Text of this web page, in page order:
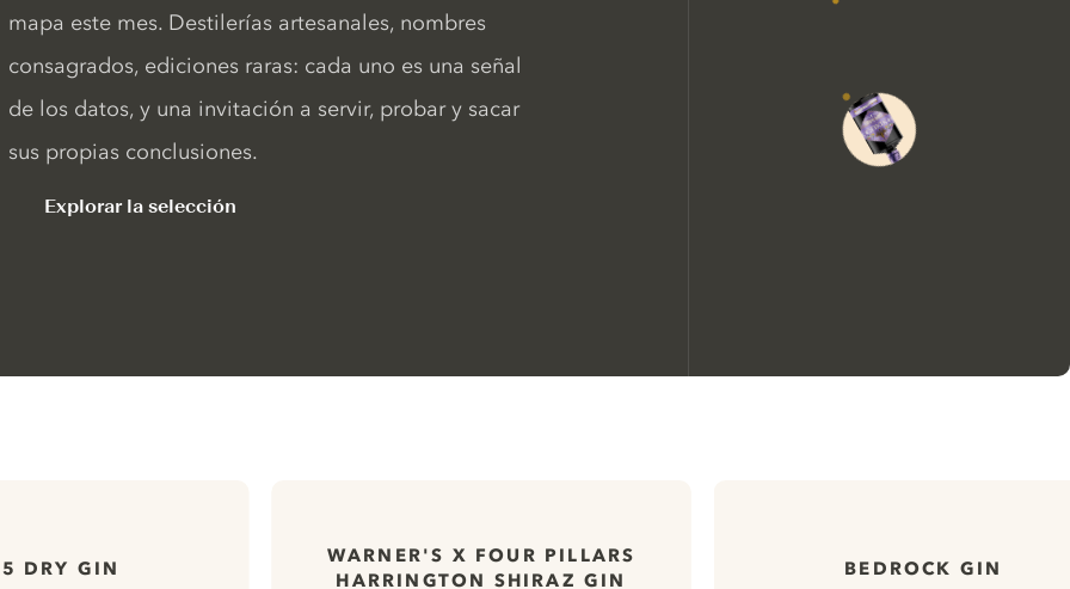
mapa este mes. Destilerías artesanales, nombres
consagrados, ediciones raras: cada uno es una señal
de los datos, y una invitación a servir, probar y sacar
sus propias conclusiones.
Explorar la selección
DRY GIN
WARNER'S X FOUR PILLARS
HARRINGTON SHIRAZ GIN
BEDROCK GIN
En savoir plus sur